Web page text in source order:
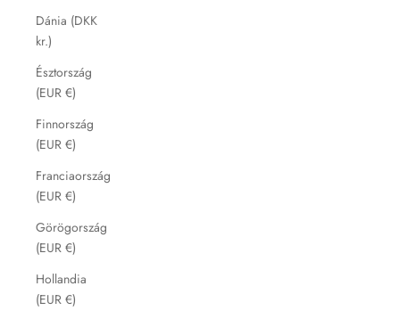
Dánia (DKK
kr.)
Észtország
(EUR €)
Finnország
(EUR €)
Franciaország
(EUR €)
Görögország
(EUR €)
Hollandia
(EUR €)